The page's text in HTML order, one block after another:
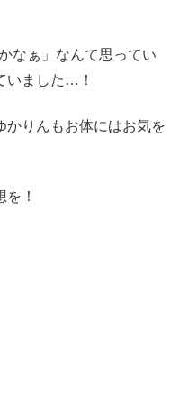
なぁ」なんて思ってい
いました…！
かりんもお体にはお気を
！